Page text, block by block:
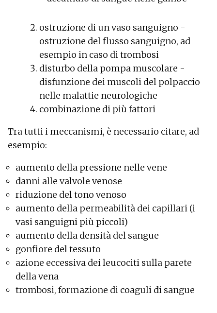
ostruzione di un vaso sanguigno -
ostruzione del flusso sanguigno, ad
esempio in caso di trombosi
disturbo della pompa muscolare -
disfunzione dei muscoli del polpaccio
nelle malattie neurologiche
combinazione di più fattori
Tra tutti i meccanismi, è necessario citare, ad
esempio:
aumento della pressione nelle vene
danni alle valvole venose
riduzione del tono venoso
aumento della permeabilità dei capillari (i
vasi sanguigni più piccoli)
aumento della densità del sangue
gonfiore del tessuto
azione eccessiva dei leucociti sulla parete
della vena
trombosi, formazione di coaguli di sangue